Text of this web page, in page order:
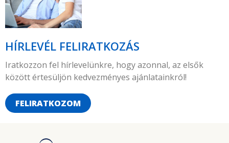
HÍRLEVÉL FELIRATKOZÁS
Iratkozzon fel hírlevelünkre, hogy azonnal, az elsők
között értesüljön kedvezményes ajánlatainkról!
FELIRATKOZOM